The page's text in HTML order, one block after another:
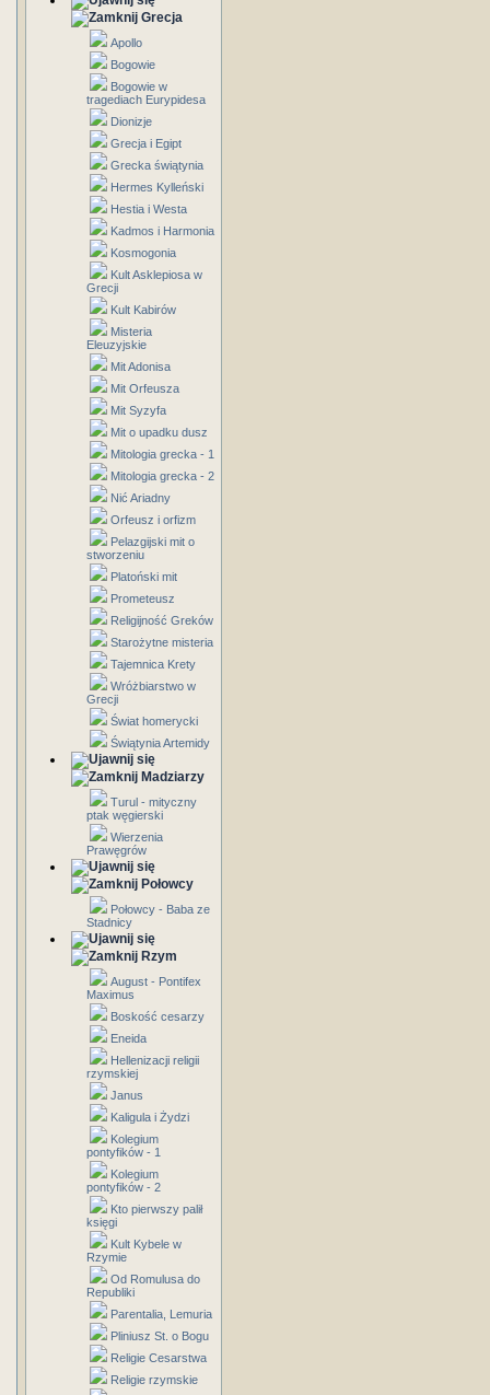
Grecja
Apollo
Bogowie
Bogowie w
tragediach Eurypidesa
Dionizje
Grecja i Egipt
Grecka świątynia
Hermes Kylleński
Hestia i Westa
Kadmos i Harmonia
Kosmogonia
Kult Asklepiosa w
Grecji
Kult Kabirów
Misteria
Eleuzyjskie
Mit Adonisa
Mit Orfeusza
Mit Syzyfa
Mit o upadku dusz
Mitologia grecka - 1
Mitologia grecka - 2
Nić Ariadny
Orfeusz i orfizm
Pelazgijski mit o
stworzeniu
Platoński mit
Prometeusz
Religijność Greków
Starożytne misteria
Tajemnica Krety
Wróżbiarstwo w
Grecji
Świat homerycki
Świątynia Artemidy
Madziarzy
Turul - mityczny
ptak węgierski
Wierzenia
Prawęgrów
Połowcy
Połowcy - Baba ze
Stadnicy
Rzym
August - Pontifex
Maximus
Boskość cesarzy
Eneida
Hellenizacji religii
rzymskiej
Janus
Kaligula i Żydzi
Kolegium
pontyfików - 1
Kolegium
pontyfików - 2
Kto pierwszy palił
księgi
Kult Kybele w
Rzymie
Od Romulusa do
Republiki
Parentalia, Lemuria
Pliniusz St. o Bogu
Religie Cesarstwa
Religie rzymskie